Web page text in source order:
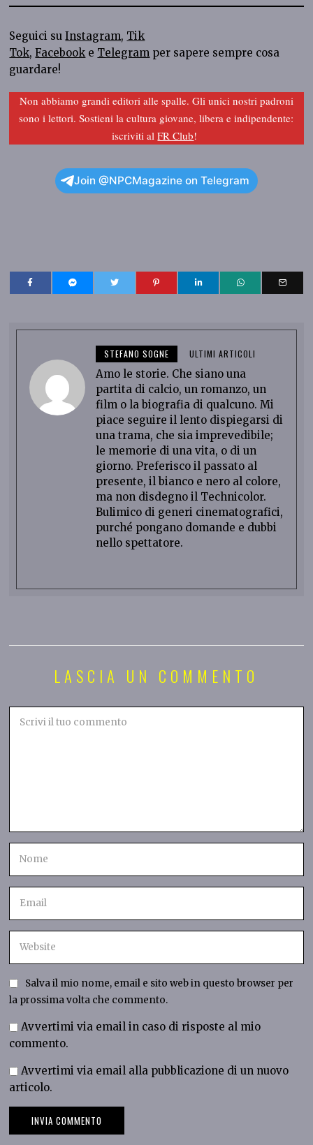
Seguici suInstagram, Tik
Tok,Facebook e Telegram per sapere sempre cosa
guardare!
Non abbiamo grandi editori alle spalle. Gli unici nostri padroni
sono i lettori. Sostieni la cultura giovane, libera e indipendente:
iscriviti alFR Club!
Join @NPCMagazine on Telegram
STEFANO SOGNE ULTIMI ARTICOLI
Amo le storie. Che siano una
partita di calcio, un romanzo, un
film o la biografia di qualcuno. Mi
piace seguire il lento dispiegarsi di
una trama, che sia imprevedibile;
le memorie di una vita, o di un
giorno. Preferisco il passato al
presente, il bianco e nero al colore,
ma non disdegno il Technicolor.
Bulimico di generi cinematografici,
purché pongano domande e dubbi
nello spettatore.
LASCIA UN COMMENTO
Salva il mio nome, email e sito web in questo browser per
la prossima volta che commento.
Avvertimi via email in caso di risposte al mio
commento.
Avvertimi via email alla pubblicazione di un nuovo
articolo.